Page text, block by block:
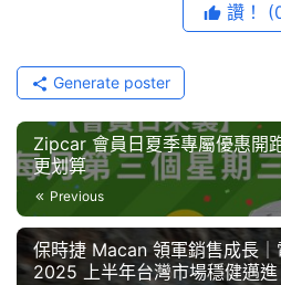
碑
中
古
車
行
段安全旅程。如需更多資訊與即
讚！
Generate poster
Zipcar 會員日夏季專屬優惠開
更划算
Previous
保時捷 Macan 領軍銷售成長｜
2025 上半年台灣市場穩健邁進